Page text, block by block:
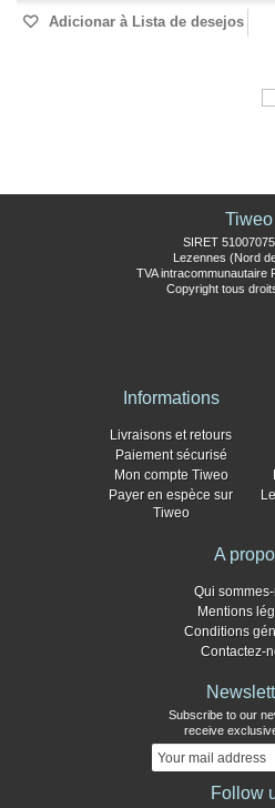
Adicionar à Lista de desejos
Tiweo
SIRET
Lezennes (Nord
TVA intracommunautaire
Copyright tous
Informations
Livraisons et retours
Paiement sécurisé
Mon compte Tiweo
Payer en espèce sur
Tiweo
A
Qui
Mentions
Conditions
Contactez-
Subscribe to our
receive
Follow